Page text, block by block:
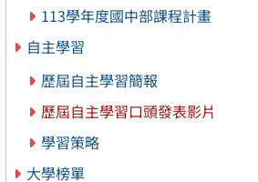
113學年度國中部課程計畫
自主學習
歷屆自主學習簡報
歷屆自主學習口頭發表影片
學習策略
大學榜單